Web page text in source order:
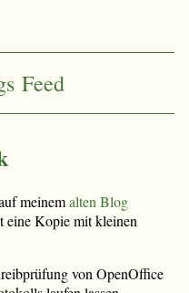
Feed
meinemalten Blog
eine Kopie mit kleinen
von OpenOffice